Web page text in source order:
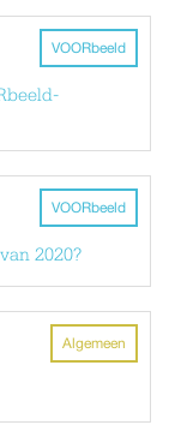
VOORbeeld
VOORbeeld
2020?
Algemeen